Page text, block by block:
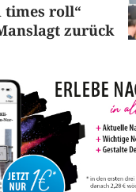
times roll“
zurück